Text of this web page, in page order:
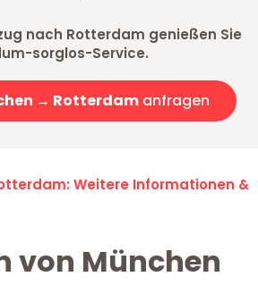
nach Rotterdam genießen Sie
sorglos-Service.
→ Rotterdam anfragen
Weitere Informationen &
von München